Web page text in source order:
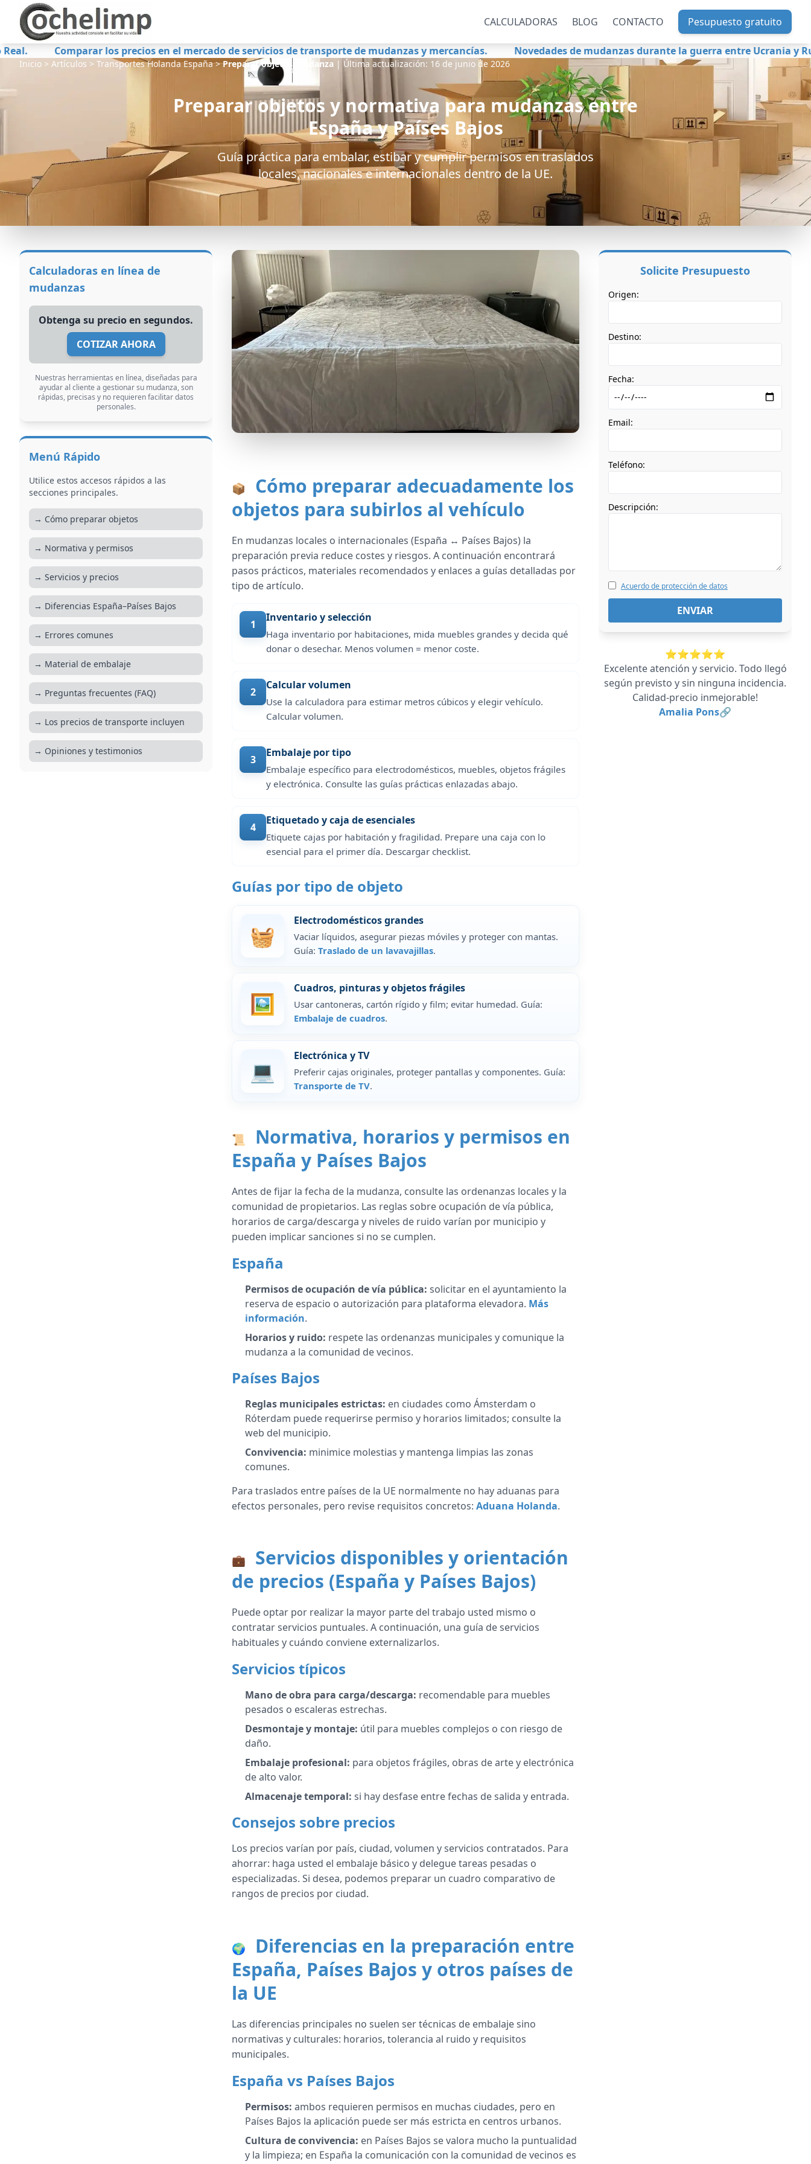
CALCULADORAS BLOG CONTACTO Pesupuesto gratuito
los precios en el mercado de servicios de transporte de mudanzas y mercancías. Novedades de mudanzas durante la guerra entre Ucrania y Rusia.
Inicio > Artículos > Transportes Holanda España>Preparar objetos mudanza |Última actualización: 16 de junio de 2026
Preparar objetos y normativa para mudanzas entre
España y Países Bajos
Guía práctica para embalar, estibar y cumplir permisos en traslados
locales, nacionales e internacionales dentro de la UE.
Calculadoras en línea de
mudanzas
Obtenga su precio en segundos.
COTIZAR AHORA
Nuestras herramientas en línea, diseñadas para
ayudar al cliente a gestionar su mudanza, son
rápidas, precisas y no requieren facilitar datos
personales.
Menú Rápido
Utilice estos accesos rápidos a las
secciones principales.
→ Cómo preparar objetos
→ Normativa y permisos
→ Servicios y precios
→ Diferencias España–Países Bajos
→ Errores comunes
→ Material de embalaje
→ Preguntas frecuentes (FAQ)
→ Los precios de transporte incluyen
→ Opiniones y testimonios
📦
Cómo preparar adecuadamente los
objetos para subirlos al vehículo
En mudanzas locales o internacionales (España ↔ Países Bajos) la
preparación previa reduce costes y riesgos. A continuación encontrará
pasos prácticos, materiales recomendados y enlaces a guías detalladas por
tipo de artículo.
1
Inventario y selección
Haga inventario por habitaciones, mida muebles grandes y decida qué
donar o desechar. Menos volumen = menor coste.
2
Calcular volumen
Use la calculadora para estimar metros cúbicos y elegir vehículo.
Calcular volumen.
3
Embalaje por tipo
Embalaje específico para electrodomésticos, muebles, objetos frágiles
y electrónica. Consulte las guías prácticas enlazadas abajo.
4
Etiquetado y caja de esenciales
Etiquete cajas por habitación y fragilidad. Prepare una caja con lo
esencial para el primer día. Descargar checklist.
Guías por tipo de objeto
🧺
Electrodomésticos grandes
Vaciar líquidos, asegurar piezas móviles y proteger con mantas.
Guía: Traslado de un lavavajillas.
🖼️
Cuadros, pinturas y objetos frágiles
Usar cantoneras, cartón rígido y film; evitar humedad. Guía:
Embalaje de cuadros.
💻
Electrónica y TV
Preferir cajas originales, proteger pantallas y componentes. Guía:
Transporte de TV.
📜
Normativa, horarios y permisos en
España y Países Bajos
Antes de fijar la fecha de la mudanza, consulte las ordenanzas locales y la
comunidad de propietarios. Las reglas sobre ocupación de vía pública,
horarios de carga/descarga y niveles de ruido varían por municipio y
pueden implicar sanciones si no se cumplen.
España
Permisos de ocupación de vía pública: solicitar en el ayuntamiento la
reserva de espacio o autorización para plataforma elevadora. Más
información.
Horarios y ruido: respete las ordenanzas municipales y comunique la
mudanza a la comunidad de vecinos.
Países Bajos
Reglas municipales estrictas: en ciudades como Ámsterdam o
Róterdam puede requerirse permiso y horarios limitados; consulte la
web del municipio.
Convivencia: minimice molestias y mantenga limpias las zonas
comunes.
Para traslados entre países de la UE normalmente no hay aduanas para
efectos personales, pero revise requisitos concretos: Aduana Holanda.
💼
Servicios disponibles y orientación
de precios (España y Países Bajos)
Puede optar por realizar la mayor parte del trabajo usted mismo o
contratar servicios puntuales. A continuación, una guía de servicios
habituales y cuándo conviene externalizarlos.
Servicios típicos
Mano de obra para carga/descarga: recomendable para muebles
pesados o escaleras estrechas.
Desmontaje y montaje: útil para muebles complejos o con riesgo de
daño.
Embalaje profesional: para objetos frágiles, obras de arte y electrónica
de alto valor.
Almacenaje temporal: si hay desfase entre fechas de salida y entrada.
Consejos sobre precios
Los precios varían por país, ciudad, volumen y servicios contratados. Para
ahorrar: haga usted el embalaje básico y delegue tareas pesadas o
especializadas. Si desea, podemos preparar un cuadro comparativo de
rangos de precios por ciudad.
🌍
Diferencias en la preparación entre
España, Países Bajos y otros países de
la UE
Las diferencias principales no suelen ser técnicas de embalaje sino
normativas y culturales: horarios, tolerancia al ruido y requisitos
municipales.
España vs Países Bajos
Permisos: ambos requieren permisos en muchas ciudades, pero en
Países Bajos la aplicación puede ser más estricta en centros urbanos.
Cultura de convivencia: en Países Bajos se valora mucho la puntualidad
y la limpieza; en España la comunicación con la comunidad de vecinos es
Solicite Presupuesto
Origen:
Destino:
Fecha:
Email:
Teléfono:
Descripción:
Acuerdo de protección de datos
⭐⭐⭐⭐⭐
Excelente atención y servicio. Todo llegó
según previsto y sin ninguna incidencia.
Calidad-precio inmejorable!
Amalia Pons🔗